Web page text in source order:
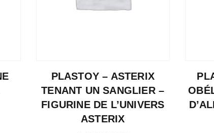
PLASTOY – ASTERIX
TENANT UN SANGLIER –
FIGURINE DE L’UNIVERS
ASTERIX